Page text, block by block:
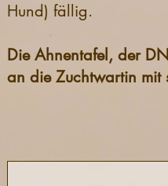
Hund) fällig.
Die Ahnentafel, der
an die Zuchtwartin mit